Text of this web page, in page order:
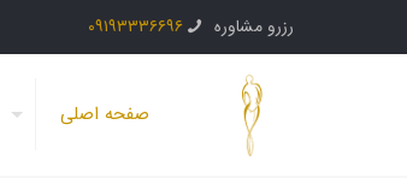
رزرو مشاوره ۰۹۱۹۳۳۳۶۶۹۶
صفحه اصلی